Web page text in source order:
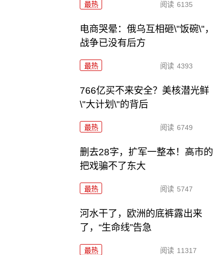
最热 阅读 6135
电商哭晕：俄乌互相砸\"饭碗\"，
战争已没有后方
最热 阅读 4393
766亿买不来安全？美核潜光鲜
\"大计划\"的背后
最热 阅读 6749
删去28字，扩军一整本！高市的
把戏骗不了东大
最热 阅读 5747
河水干了，欧洲的底裤露出来
了，“生命线”告急
最热 阅读 11317